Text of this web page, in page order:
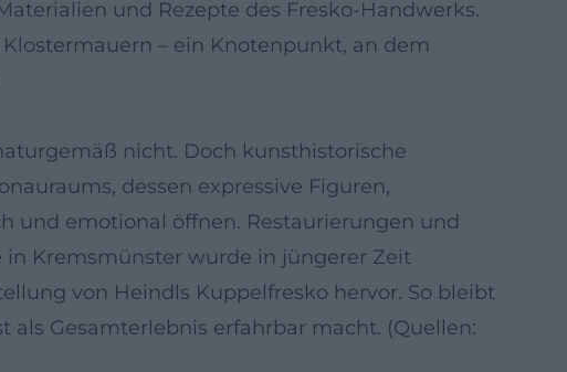
und Rezepte des Fresko-Handwerks.
– ein Knotenpunkt, an dem
nicht. Doch kunsthistorische
dessen expressive Figuren,
und emotional öffnen. Restaurierungen und
Kremsmünster wurde in jüngerer Zeit
von Heindls Kuppelfresko hervor. So bleibt
als Gesamterlebnis erfahrbar macht. (Quellen: